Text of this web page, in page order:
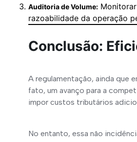
Auditoria de Volume:
razoabilidade da operação
Conclusão:
A regulamentação, ainda que
fato, um avanço para a
impor custos tributários
No entanto, essa não